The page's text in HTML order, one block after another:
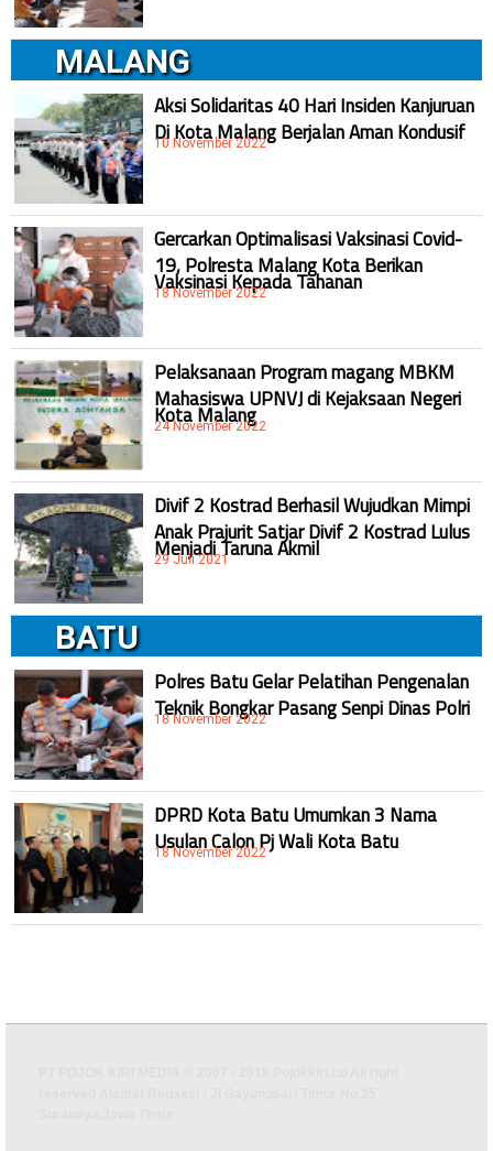
MALANG
Aksi Solidaritas 40 Hari Insiden Kanjuruan
Di Kota Malang Berjalan Aman Kondusif
10 November 2022
Gercarkan Optimalisasi Vaksinasi Covid-
19, Polresta Malang Kota Berikan
Vaksinasi Kepada Tahanan
18 November 2022
Pelaksanaan Program magang MBKM
Mahasiswa UPNVJ di Kejaksaan Negeri
Kota Malang
24 November 2022
Divif 2 Kostrad Berhasil Wujudkan Mimpi
Anak Prajurit Satjar Divif 2 Kostrad Lulus
Menjadi Taruna Akmil
29 Juli 2021
BATU
Polres Batu Gelar Pelatihan Pengenalan
Teknik Bongkar Pasang Senpi Dinas Polri
18 November 2022
DPRD Kota Batu Umumkan 3 Nama
Usulan Calon Pj Wali Kota Batu
18 November 2022